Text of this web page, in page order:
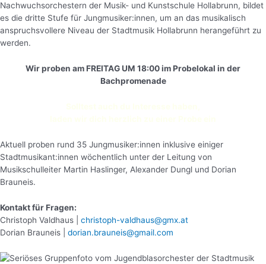
Nachwuchsorchestern der Musik- und Kunstschule Hollabrunn, bildet
es die dritte Stufe für Jungmusiker:innen, um an das musikalisch
anspruchsvollere Niveau der Stadtmusik Hollabrunn herangeführt zu
werden.
Wir proben am FREITAG UM 18:00 im Probelokal in der
Bachpromenade
Aktuell proben rund 35 Jungmusiker:innen inklusive einiger
Stadtmusikant:innen wöchentlich unter der Leitung von
Musikschulleiter Martin Haslinger, Alexander Dungl und Dorian
Brauneis.
Kontakt für Fragen:
Christoph Valdhaus | christoph-valdhaus@gmx.at
Dorian Brauneis | dorian.brauneis@gmail.com